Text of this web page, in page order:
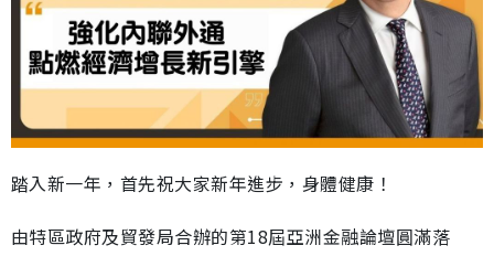
踏入新一年，首先祝大家新年進步，身體健康！
由特區政府及貿發局合辦的第18屆亞洲金融論壇圓滿落